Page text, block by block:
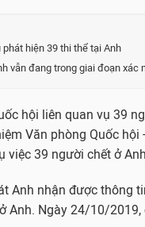
hiện 39 thi thể tại Anh
vẫn đang trong giai đoạn xác
hội liên quan vụ 39
Văn phòng Quốc hội
việc 39 người chết ở
Anh nhận được thông
Anh. Ngày 24/10/